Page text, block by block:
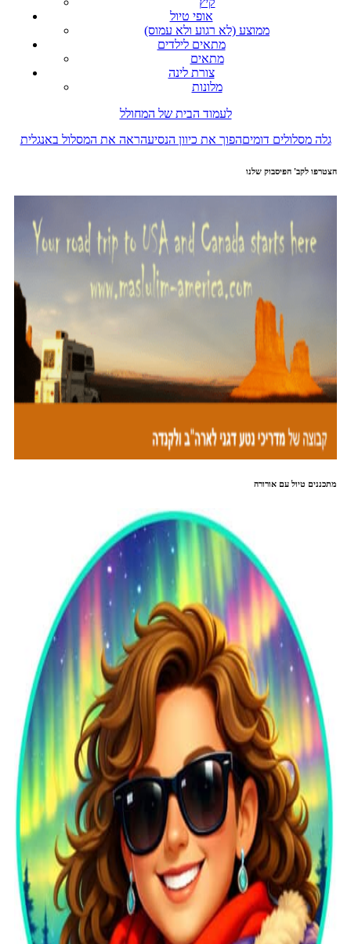
אופי טיול
ממוצע (לא רגוע ולא עמוס)
מתאים לילדים
מתאים
צורת לינה
מלונות
לעמוד הבית של המחולל
גלה מסלולים דומיםהפוך את כיוון הנסיעהראה את המסלול באנגלית
הצטרפו לקב' הפיסבוק שלנו
מתכננים טיול עם אורורה